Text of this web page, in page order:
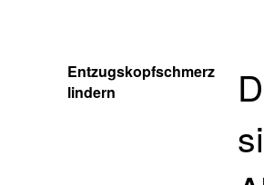
Entzugskopfschmerz
lindern